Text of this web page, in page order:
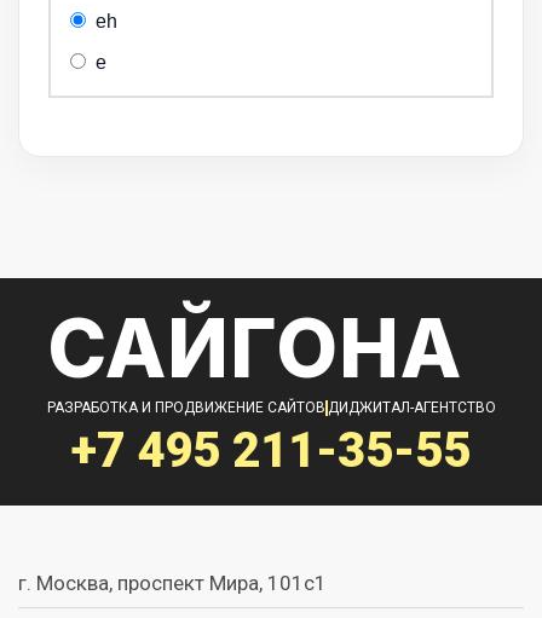
eh
e
САЙГОНА
РАЗРАБОТКА И ПРОДВИЖЕНИЕ САЙТОВ ДИДЖИТАЛ-АГЕНТСТВО
+7 495 211-35-55
г. Москва, проспект Мира, 101с1